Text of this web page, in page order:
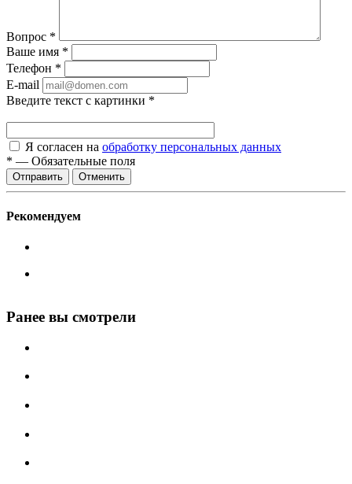
Вопрос *
Ваше имя *
Телефон *
E-mail
Введите текст с картинки *
Я согласен на обработку персональных данных
* — Обязательные поля
Отменить
Рекомендуем
Ранее вы смотрели